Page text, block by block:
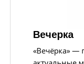
Вечерка
«Вечёрка» —